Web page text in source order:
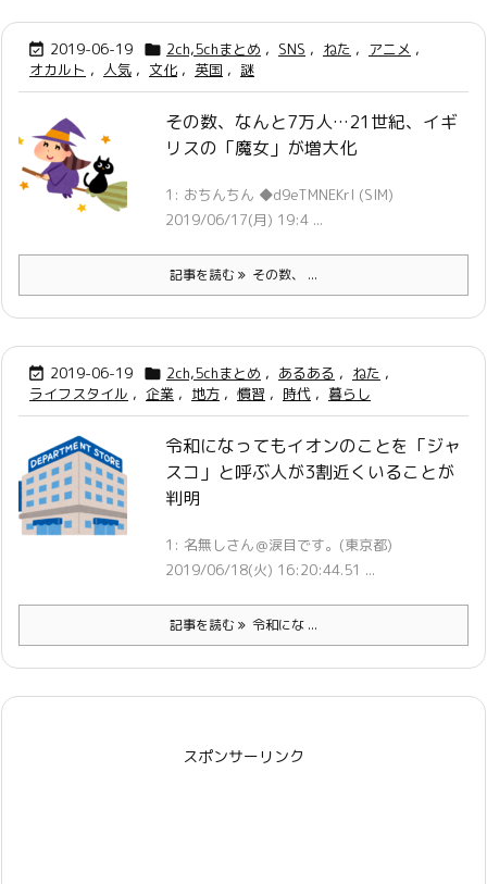
 2019-06-19  2ch,5chまとめ , SNS , ねた , アニメ ,
オカルト , 人気 , 文化 , 英国 , 謎
その数、なんと7万人…21世紀、イギ
リスの「魔女」が増大化
1: おちんちん ◆d9eTMNEKrI (SIM)
2019/06/17(月) 19:4 ...
記事を読む その数、 ...
 2019-06-19  2ch,5chまとめ , あるある , ねた ,
ライフスタイル , 企業 , 地方 , 慣習 , 時代 , 暮らし
令和になってもイオンのことを「ジャ
スコ」と呼ぶ人が3割近くいることが
判明
1: 名無しさん＠涙目です。(東京都)
2019/06/18(火) 16:20:44.51 ...
記事を読む 令和にな ...
スポンサーリンク